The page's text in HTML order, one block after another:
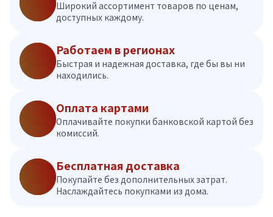
Широкий ассортимент товаров по ценам,
доступных каждому.
Работаем в регионах
Быстрая и надежная доставка, где бы вы ни
находились.
Оплата картами
Оплачивайте покупки банковской картой без
комиссий.
Бесплатная доставка
Покупайте без дополнительных затрат.
Наслаждайтесь покупками из дома.